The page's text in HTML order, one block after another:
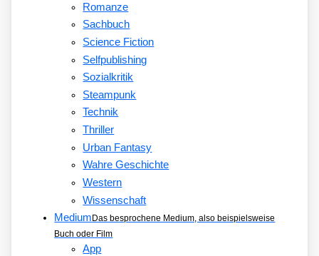
Romanze
Sachbuch
Science Fiction
Selfpublishing
Sozialkritik
Steampunk
Technik
Thriller
Urban Fantasy
Wahre Geschichte
Western
Wissenschaft
Medium Das besprochene Medium, also beispielsweise
Buch oder Film
App